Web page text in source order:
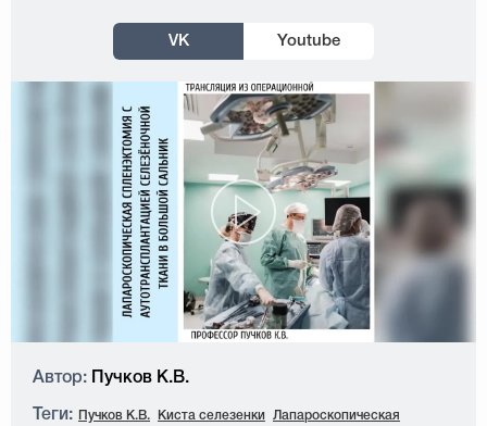
VK Youtube
Автор: Пучков К.В.
Теги: Пучков К.В. Киста селезенки
Лапароскопическая